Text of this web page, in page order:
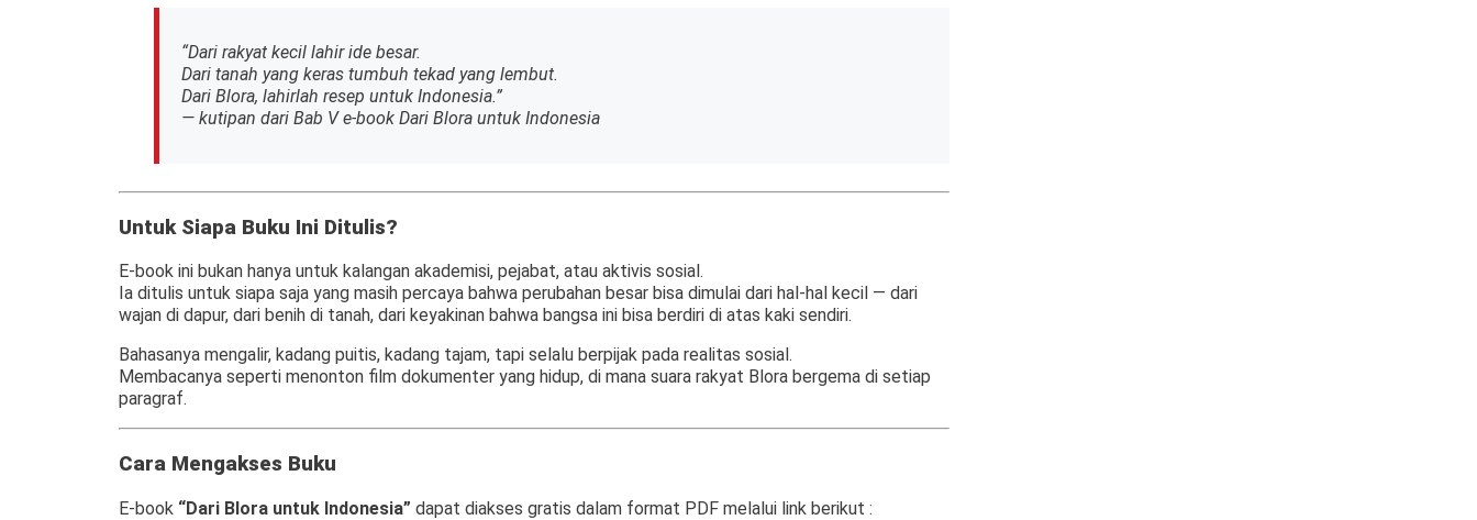
“Dari rakyat kecil lahir ide besar.
Dari tanah yang keras tumbuh tekad yang lembut.
Dari Blora, lahirlah resep untuk Indonesia.”
— kutipan dari Bab V e-book Dari Blora untuk Indonesia
Untuk Siapa Buku Ini Ditulis?
E-book ini bukan hanya untuk kalangan akademisi, pejabat, atau aktivis sosial.
Ia ditulis untuk siapa saja yang masih percaya bahwa perubahan besar bisa dimulai dari hal-hal kecil — dari
wajan di dapur, dari benih di tanah, dari keyakinan bahwa bangsa ini bisa berdiri di atas kaki sendiri.
Bahasanya mengalir, kadang puitis, kadang tajam, tapi selalu berpijak pada realitas sosial.
Membacanya seperti menonton film dokumenter yang hidup, di mana suara rakyat Blora bergema di setiap
paragraf.
Cara Mengakses Buku
E-book “Dari Blora untuk Indonesia” dapat diakses gratis dalam format PDF melalui link berikut :